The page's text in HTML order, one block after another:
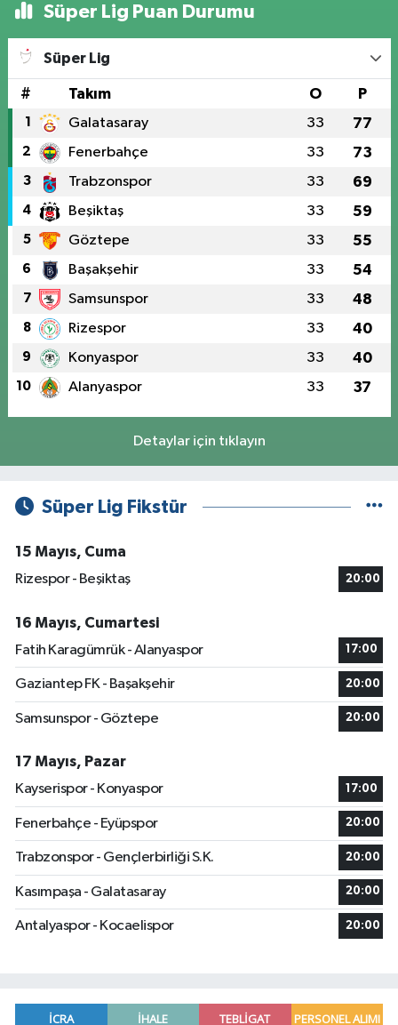
Süper Lig Puan Durumu
Süper Lig
# Takım O P
1 Galatasaray 33 77
2 Fenerbahçe 33 73
3 Trabzonspor 33 69
4 Beşiktaş 33 59
5 Göztepe 33 55
6 Başakşehir 33 54
7 Samsunspor 33 48
8 Rizespor 33 40
9 Konyaspor 33 40
10 Alanyaspor 33 37
Detaylar için tıklayın
Süper Lig Fikstür
15 Mayıs, Cuma
Rizespor - Beşiktaş
20:00
16 Mayıs, Cumartesi
Fatih Karagümrük - Alanyaspor
17:00
Gaziantep FK - Başakşehir 20:00
Samsunspor - Göztepe 20:00
17 Mayıs, Pazar
Kayserispor - Konyaspor
17:00
Fenerbahçe - Eyüpspor 20:00
Trabzonspor - Gençlerbirliği S.K. 20:00
Kasımpaşa - Galatasaray 20:00
Antalyaspor - Kocaelispor 20:00